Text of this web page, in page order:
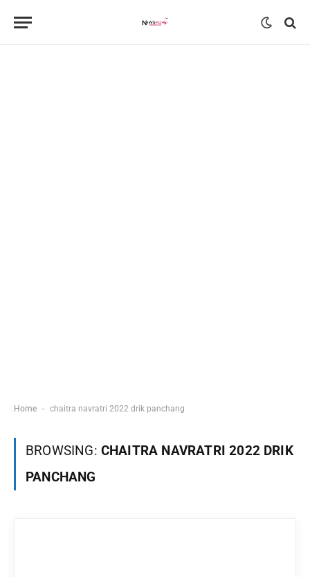
Home - chaitra navratri 2022 drik panchang
BROWSING: CHAITRA NAVRATRI 2022 DRIK
PANCHANG